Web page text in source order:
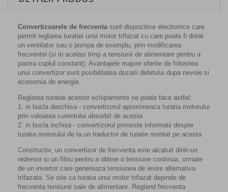
Convertizoarele de frecventasunt dispozitive electronice care
permit reglarea turatiei unui motor trifazat cu care poate fi dotat
un ventilator sau o pompa de exemplu, prin modificarea
frecventei (si in acelasi timp a tensiunii de alimentare pentru a
pastra cuplul constant). Avantajele majore oferite de folosirea
unui convertizor sunt posibilitatea dozarii debitului dupa nevoie si
economia de energie.
Reglarea turatiei acestor echipamente se poate face astfel:
1. in bucla deschisa - convertizorul aproximeaza turatia motorului
prin valoarea curentului absorbit de acesta
2. in bucla inchisa - convertizorul primeste informatii despre
turatia motorului de la un traductor de turatie montat pe acesta
Constructiv, un convertizor de frecventa este alcatuit dintr-un
redresor si un filtru pentru a obtine o tensiune continua, urmate
de un invertor care genereaza tensiunea de iesire alternativa
trifazata. Se stie ca turatia unui motor trifazat depinde de
frecventa tensiunii sale de alimentare. Regland frecventa